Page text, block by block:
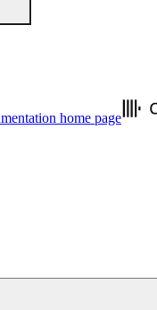
home page